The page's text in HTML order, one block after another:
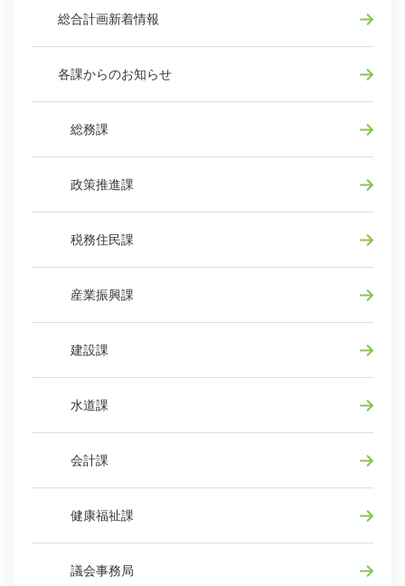
総合計画新着情報
各課からのお知らせ
総務課
政策推進課
税務住民課
産業振興課
建設課
水道課
会計課
健康福祉課
議会事務局